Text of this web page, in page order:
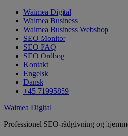
Waimea Digital
Waimea Business
Waimea Business Webshop
SEO Monitor
SEO FAQ
SEO Ordbog
Kontakt
Engelsk
Dansk
+45 71995859
Waimea Digital
Professionel SEO-rådgivning og